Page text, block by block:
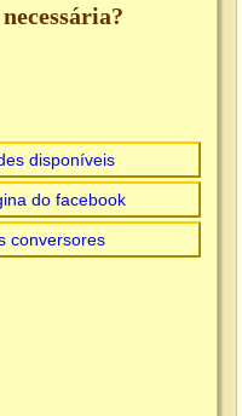
disponíveis
do facebook
conversores